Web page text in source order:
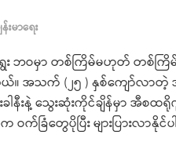
မာရေး
မရွေး ဘဝမှာ တစ်ကြိမ်မဟုတ် တ
ါတယ်။ အသက် (၂၅ ) နှစ်ကျော်လ
ါနီးနဲ့ သွေးဆုံးကိုင်ချိန်မှာ အီစထ
ဝက်ခြံတွေပိုပြီး များပြားလာနို